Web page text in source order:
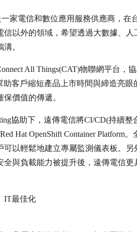
家電信和數位應用服務供應商，
信以外的領域，希望透過大數據、
。
All Things(CAT)物聯網平台，
助客戶縮短產品上市時間與締造亮
價值的傳遞。
協助下，遠傳電信將CI/CD(持續
Hat OpenShift Container
可以輕鬆地建立專屬監測儀表板。
全與負載能力被提升後，遠傳電信
IT最佳化